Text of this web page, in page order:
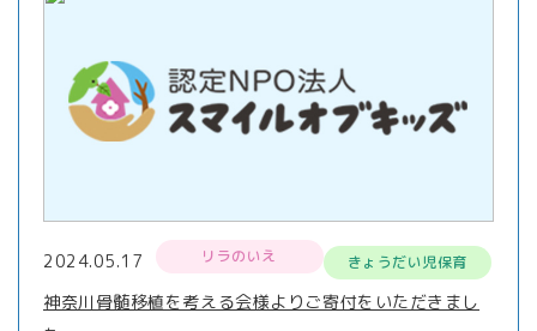
2024.05.17 リラのいえ きょうだい児保育
神奈川骨髄移植を考える会様よりご寄付をいただきまし